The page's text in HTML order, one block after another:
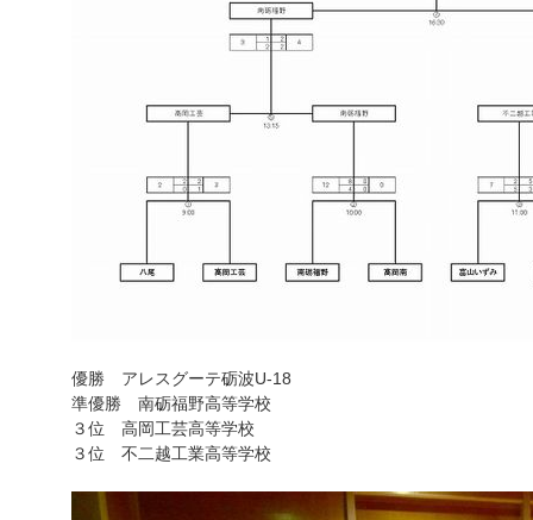
優勝 アレスグーテ砺波U-18
準優勝 南砺福野高等学校
３位 高岡工芸高等学校
３位 不二越工業高等学校